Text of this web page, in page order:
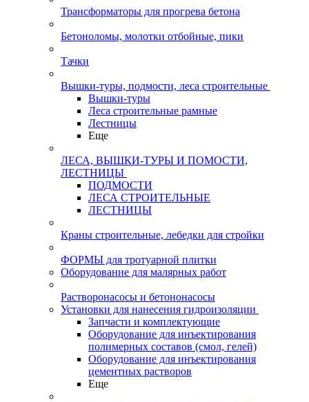
Трансформаторы для прогрева бетона
Бетоноломы, молотки отбойные, пики
Тачки
Вышки-туры, подмости, леса строительные
Вышки-туры
Леса строительные рамные
Лестницы
Еще
ЛЕСА, ВЫШКИ-ТУРЫ И ПОМОСТИ,
ЛЕСТНИЦЫ
ПОДМОСТИ
ЛЕСА СТРОИТЕЛЬНЫЕ
ЛЕСТНИЦЫ
Краны строительные, лебедки для стройки
ФОРМЫ для тротуарной плитки
Оборудование для малярных работ
Растворонасосы и бетононасосы
Установки для нанесения гидроизоляции
Запчасти и комплектующие
Оборудование для инъектирования
полимерных составов (смол, гелей)
Оборудование для инъектирования
цементных растворов
Еще